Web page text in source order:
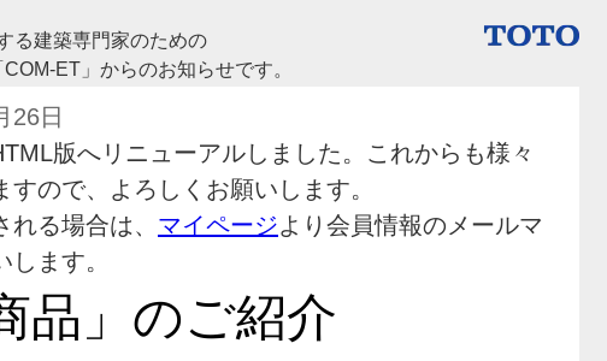
る建築専門家のための
ET」からのお知らせです。
26日
版へリニューアルしました。これからも様々
ので、よろしくお願いします。
る場合は、 マイページより会員情報のメールマ
ます。
品」のご紹介